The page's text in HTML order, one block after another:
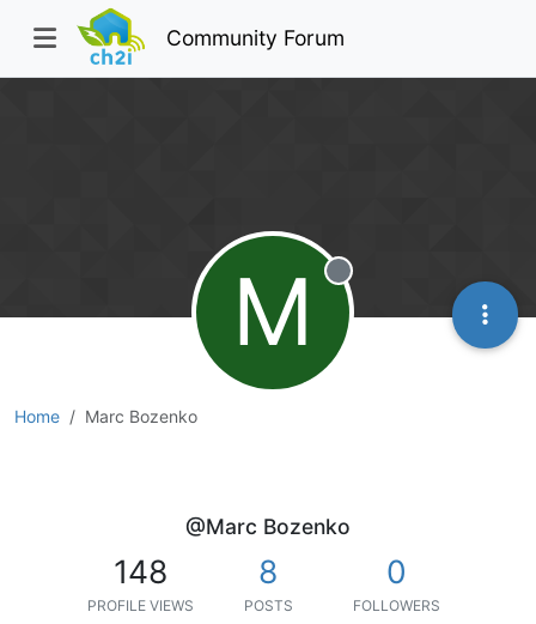
Community Forum
Home Marc Bozenko
M Offline
@Marc Bozenko
148
PROFILE VIEWS
8
POSTS
0
FOLLOWERS